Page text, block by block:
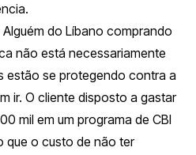
do Líbano comprando
não está necessariamente
estão se protegendo contra a
ir. O cliente disposto a gastar
mil em um programa de CBI
que o custo de não ter